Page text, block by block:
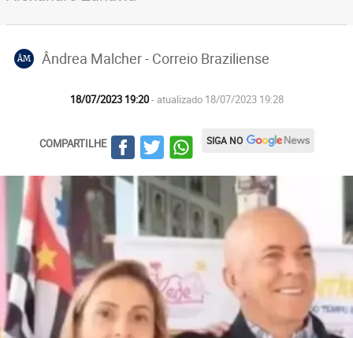
ÂM Ândrea Malcher - Correio Braziliense
18/07/2023 19:20- atualizado 18/07/2023 19:28
COMPARTILHE SIGA NO